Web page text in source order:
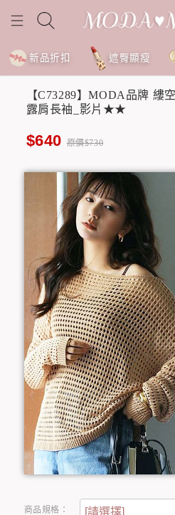
新品折扣 遮臀顯瘦
【C73289】MODA品牌 縷
露肩長袖_影片★★
$640 原價$730
商品規格：